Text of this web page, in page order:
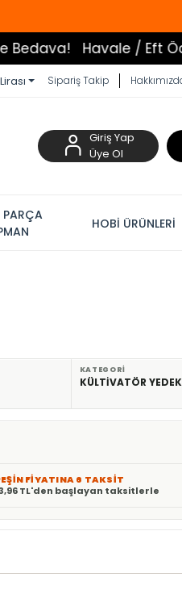
Havale / Eft
Sipariş Takip
Giriş Yap
Üye Ol
PARÇA
HOBİ ÜRÜNLERİ
KATEGORI
KÜLTİVATÖR
FİYATINA 6 TAKSİT
TL'den başlayan taksitlerle